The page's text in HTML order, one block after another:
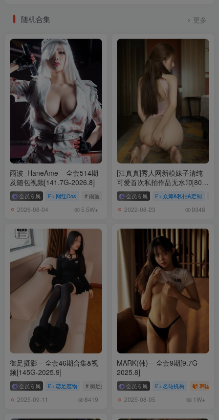
幼愛Youmeko – NO.014 毛衣姐姐[19P-49.5M]
[2023.9.17更1]
幼愛Youmeko – NO.013 天乃莉莉纱[27P-130.1M]
[9.15更1]
幼愛Youmeko – NO.012 黑丝眼镜[28P-88.3M]
[6.3更1]
幼愛Youmeko – NO.011 龙卷 [28P-213MB]
[2.15更1]
幼愛Youmeko – NO.010 胡滕JK[41P-268.2M]
[2023.1.19更1]
[10.26更1]
幼愛Youmeko – NO.008 修女 夏洛特 [29P-207MB]
[10.5发布7]
幼愛youmeko NO.007 吊带袜恶魔[47P-330M]
幼愛youmeko NO.006 未亡人雪女cos[70P-585M]
幼愛youmeko NO.005 紫流苏旗袍[35P-367.3MB]
幼愛youmeko NO.004 古见硝子[60P-308.76MB]
幼愛youmeko NO.003 樋口円香-竞泳无衬衫灰丝[36P-87.31MB]
幼愛youmeko NO.002 樋口円香-竞泳灰丝[29P-59.45MB]
随机合集 更多
雨波_HaneAme – 全套514期
及随包视频[141.7G-2026.8]
会员专属 网红Cos # 雨波_HaneAme
2026-08-04 5.5W+
[江真真]秀人网新模妹子清纯
可爱首次私拍作品无水印[80P-
761M]会员专属 众筹&私拍&定制
2022-08-23 9348
御足摄影 – 全套46期合集&视
频[145G-2025.9]
会员专属 恋足恋物 # 御足摄影
2025-09-11 8419
MARK(韩) – 全套9期[9.7G-
2025.8]
会员专属 名站机构 韩国（
2025-08-05 1W+